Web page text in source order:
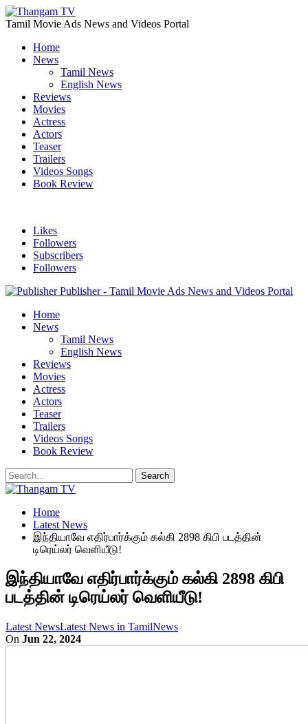
Tamil Movie Ads News and Videos Portal
Home
News
Tamil News
English News
Reviews
Movies
Actress
Actors
Teaser
Trailers
Videos Songs
Book Review
Likes
Followers
Subscribers
Followers
Publisher - Tamil Movie Ads News and Videos Portal
Home
News
Tamil News
English News
Reviews
Movies
Actress
Actors
Teaser
Trailers
Videos Songs
Book Review
Home
Latest News
இந்தியாவே எதிர்பார்க்கும் கல்கி 2898 கிபி படத்தின்
டிரெய்லர் வெளியீடு!
இந்தியாவே எதிர்பார்க்கும் கல்கி 2898 கிபி
படத்தின் டிரெய்லர் வெளியீடு!
Latest NewsLatest News in TamilNews
On Jun 22, 2024